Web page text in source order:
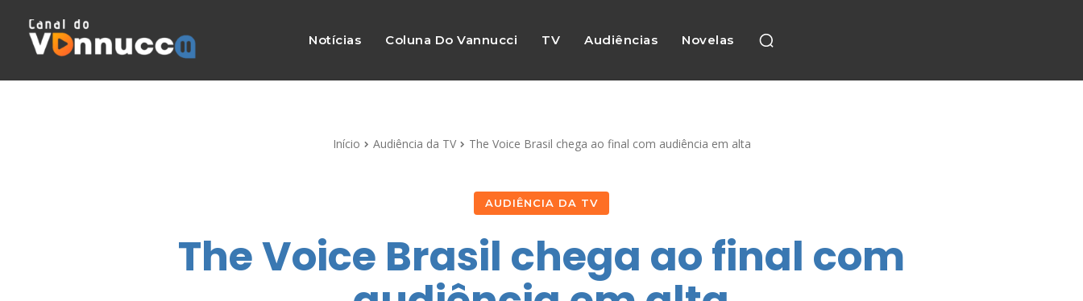
Notícias Coluna Do Vannucci TV Audiências Novelas
Início Audiência da TV The Voice Brasil chega ao final com audiência em alta
AUDIÊNCIA DA TV
The Voice Brasil chega ao final com